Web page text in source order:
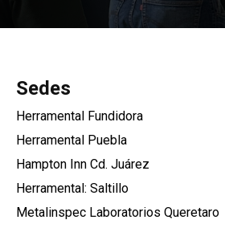
Sedes
Herramental Fundidora
Herramental Puebla
Hampton Inn Cd. Juárez
Herramental: Saltillo
Metalinspec Laboratorios Queretaro